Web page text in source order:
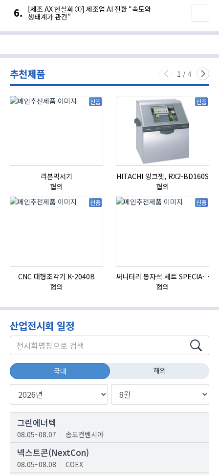
[제조 AX 현실화 ①] 제조업 AI 전환 “속도와
생태계가 관건”
추천제품 1 / 4
신품
리본믹서기
협의
신품
HITACHI 잉크젯, RX2-BD160S
협의
신품
CNC 대형조각기 K-2040B
협의
신품
써니터리 봉자석 세트 SPECIAL , 봉자석 , 자석봉 , 호퍼용자석 , 전자석
협의
산업전시회 일정
국내 해외
그린에너텍
08.05~08.07 송도컨벤시아
넥스트콘(NextCon)
08.05~08.08 COEX